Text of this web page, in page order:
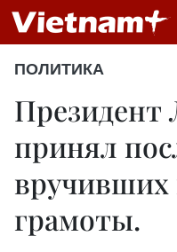
ПОЛИТИКА
принял
вручивших
грамоты.